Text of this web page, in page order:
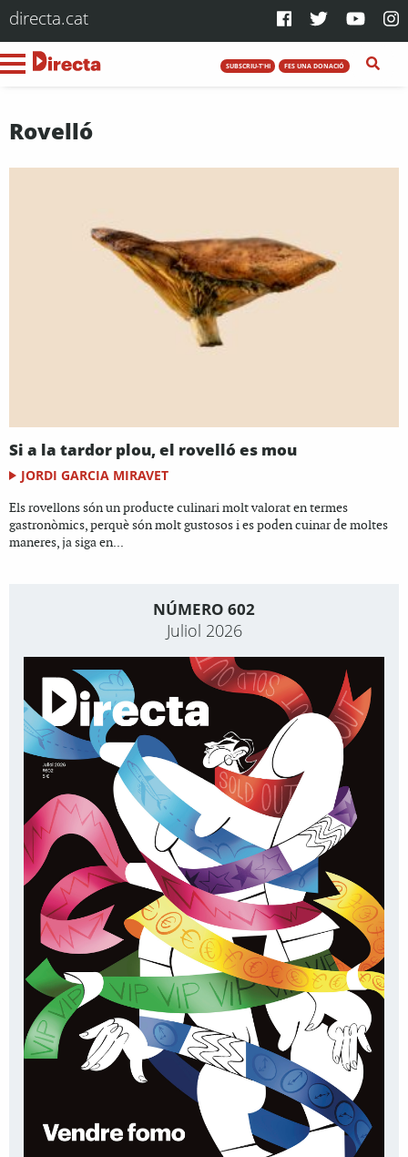
directa.cat
SUBSCRIU-T'HI FES UNA DONACIÓ
Rovelló
Si a la tardor plou, el rovelló es mou
JORDI GARCIA MIRAVET
Els rovellons són un producte culinari molt valorat en termes
gastronòmics, perquè són molt gustosos i es poden cuinar de moltes
maneres, ja siga en...
NÚMERO 602
Juliol 2026